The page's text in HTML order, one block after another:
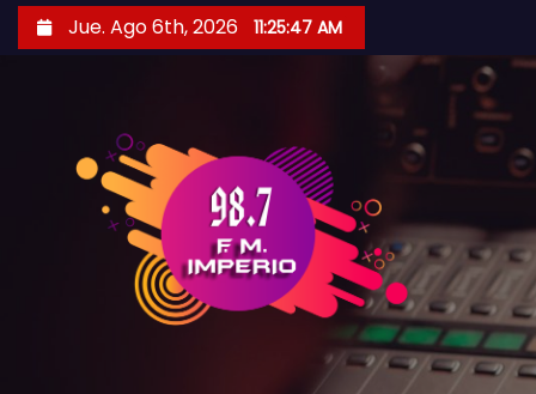
Jue. Ago 6th, 2026 11:25:49 AM